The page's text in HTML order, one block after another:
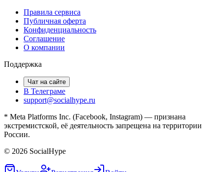
Правила сервиса
Публичная оферта
Конфиденциальность
Соглашение
О компании
Поддержка
Чат на сайте
В Телеграме
support@socialhype.ru
* Meta Platforms Inc. (Facebook, Instagram) — признана
экстремистской, её деятельность запрещена на территории
России.
© 2026 SocialHype